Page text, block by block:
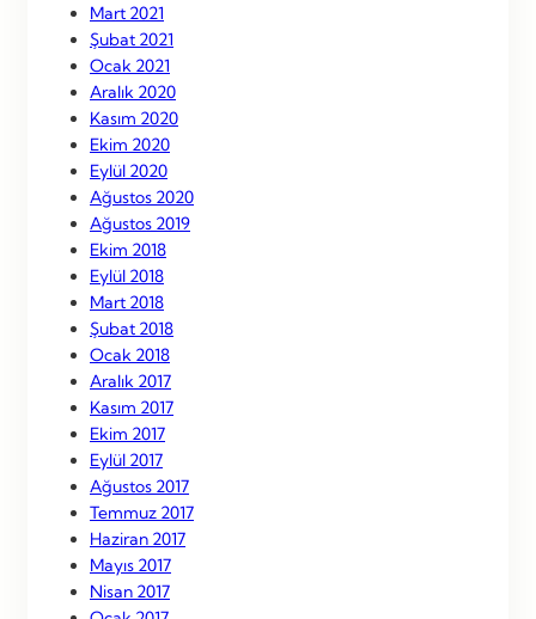
Mart 2021
Şubat 2021
Ocak 2021
Aralık 2020
Kasım 2020
Ekim 2020
Eylül 2020
Ağustos 2020
Ağustos 2019
Ekim 2018
Eylül 2018
Mart 2018
Şubat 2018
Ocak 2018
Aralık 2017
Kasım 2017
Ekim 2017
Eylül 2017
Ağustos 2017
Temmuz 2017
Haziran 2017
Mayıs 2017
Nisan 2017